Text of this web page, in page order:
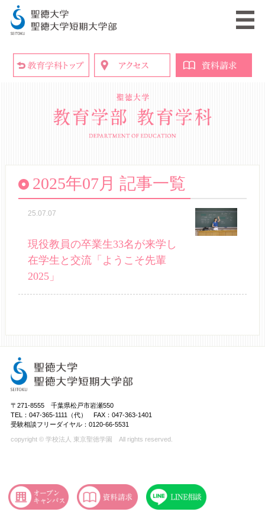
2025年07月 記事一覧
25.07.07
現役教員の卒業生33名が来学し
在学生と交流「ようこそ先輩
2025」
〒271-8555 千葉県松戸市岩瀬550
TEL：047-365-1111（代） FAX：047-363-1401
受験相談フリーダイヤル：0120-66-5531
copyright © 学校法人 東京聖徳学園 All rights reserved.